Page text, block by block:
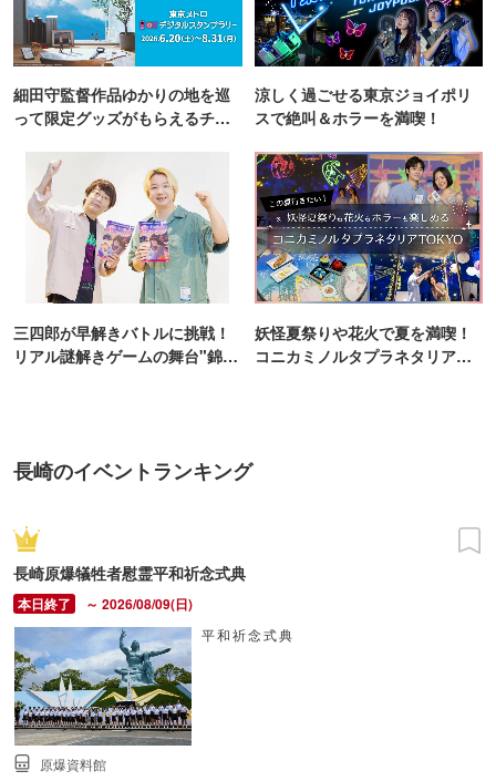
細田守監督作品ゆかりの地を巡
って限定グッズがもらえるチャ
涼しく過ごせる東京ジョイポリ
スで絶叫＆ホラーを満喫！
三四郎が早解きバトルに挑戦！
リアル謎解きゲームの舞台"錦糸
妖怪夏祭りや花火で夏を満喫！
コニカミノルタプラネタリア
長崎のイベントランキング
長崎原爆犠牲者慰霊平和祈念式典
～ 2026/08/09(日)
平和祈念式典
原爆資料館